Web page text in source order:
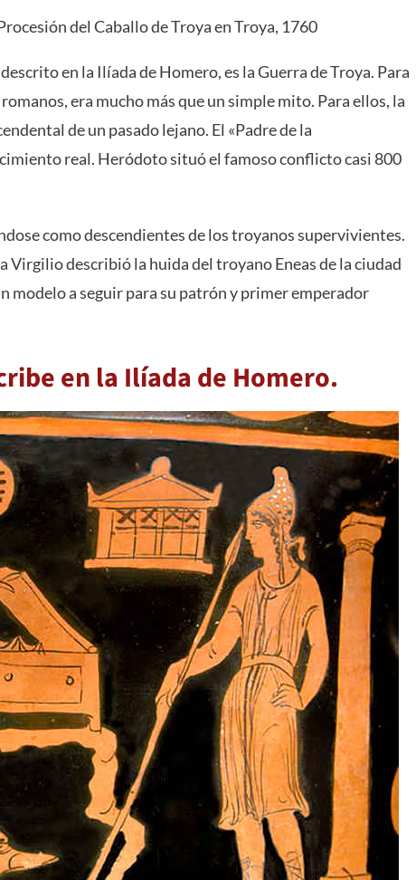
del Caballo de Troya en Troya, 1760
en la Ilíada de Homero, es la Guerra de Troya. Para
era mucho más que un simple mito. Para ellos, la
de un pasado lejano. El «Padre de la
real. Heródoto situó el famoso conflicto casi 800
como descendientes de los troyanos supervivientes.
Virgilio describió la huida del troyano Eneas de la ciudad
modelo a seguir para su patrón y primer emperador
en la Ilíada de Homero.